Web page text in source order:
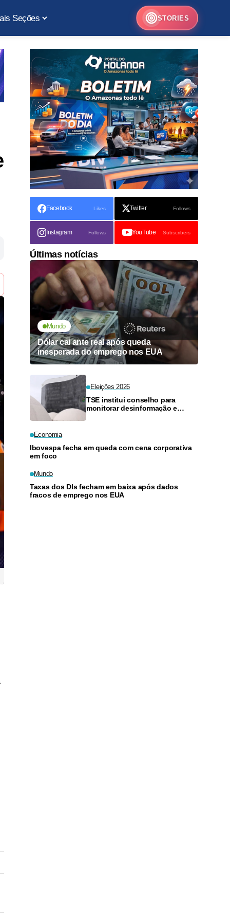
Seções STORIES
Facebook Likes Twitter Follows
Instagram Follows YouTube Subscribers
Últimas notícias
Mundo
Dólar cai ante real após queda
inesperada do emprego nos EUA
Eleições 2026
TSE institui conselho para
monitorar desinformação e
Economia
Ibovespa fecha em queda com cena corporativa
em foco
Mundo
Taxas dos DIs fecham em baixa após dados
fracos de emprego nos EUA